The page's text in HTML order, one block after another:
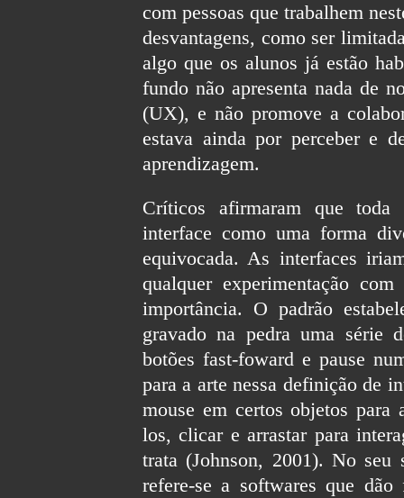
com pessoas que trabalhem
desvantagens, como ser
algo que os alunos já estão
fundo não apresenta nada de
(UX), e não promove a
estava ainda por perceber e
aprendizagem.
Críticos afirmaram que
interface como uma forma
equivocada. As interfaces
qualquer experimentação
importância. O padrão
gravado na pedra uma série
botões fast-foward e pause
para a arte nessa definição de
mouse em certos objetos
los, clicar e arrastar para
trata (Johnson, 2001). No seu
refere-se a softwares que